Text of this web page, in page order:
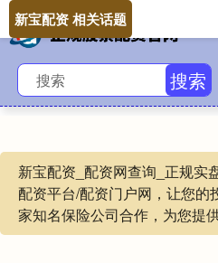
搜索
新宝配资_配资网查询_正规实
配资平台/配资门户网，让您的
家知名保险公司合作，为您提
新宝配资 相关话题